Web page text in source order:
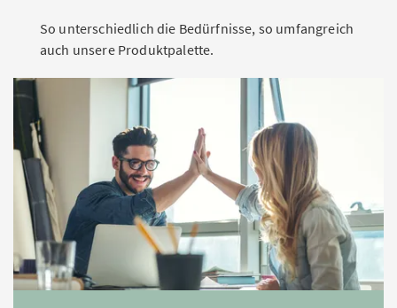
So unterschiedlich die Bedürfnisse, so umfangreich
auch unsere Produktpalette.